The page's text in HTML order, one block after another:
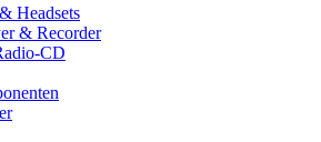
Headsets
& Recorder
CD